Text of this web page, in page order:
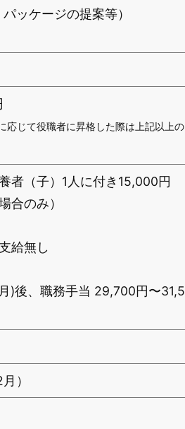
ッケージの提案等）
応じて役職者に昇格した際は上記以上の
者（子）1人に付き15,000円
合のみ）
給無し
、職務手当 29,700円〜31,5
）